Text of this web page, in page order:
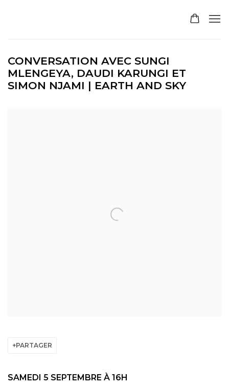
CONVERSATION AVEC SUNGI
MLENGEYA, DAUDI KARUNGI ET
SIMON NJAMI | EARTH AND SKY
PARTAGER
SAMEDI 5 SEPTEMBRE À 16H